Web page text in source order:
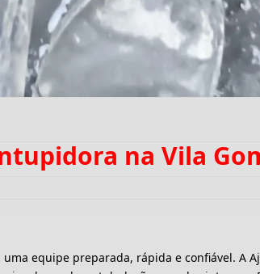
na Vila
equipe preparada, rápida e confiável. A